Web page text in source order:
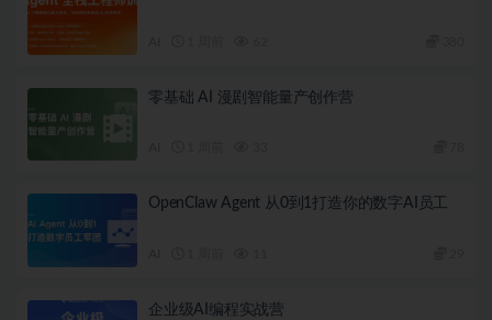
零基础 AI 漫剧智能量产创作营
OpenClaw Agent 从0到1打造你的数字AI员工
企业级AI编程实战营